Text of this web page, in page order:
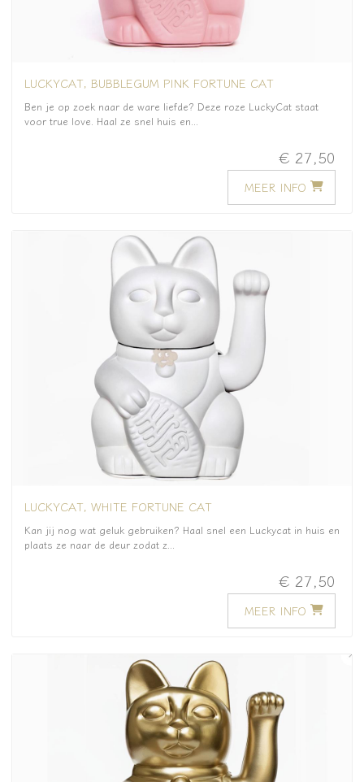
LUCKYCAT, BUBBLEGUM PINK FORTUNE CAT
Ben je op zoek naar de ware liefde? Deze roze LuckyCat staat
voor true love. Haal ze snel huis en...
€ 27,50
MEER INFO
LUCKYCAT, WHITE FORTUNE CAT
Kan jij nog wat geluk gebruiken? Haal snel een Luckycat in huis en
plaats ze naar de deur zodat z...
€ 27,50
MEER INFO